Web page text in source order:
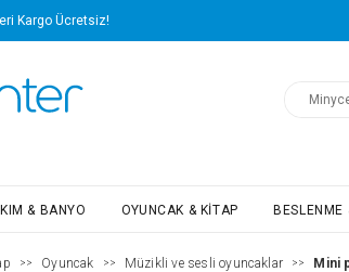
Kargo Ücretsiz!
& BANYO OYUNCAK & KITAP BESLENME
>> Oyuncak >> Müzikli ve sesli oyuncaklar >> Mini